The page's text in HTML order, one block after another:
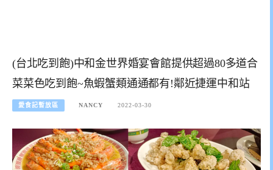
(台北吃到飽)中和金世界婚宴會館提供超過80多道合
菜菜色吃到飽~魚蝦蟹類通通都有!鄰近捷運中和站
愛食記暫放區 NANCY 2022-03-30